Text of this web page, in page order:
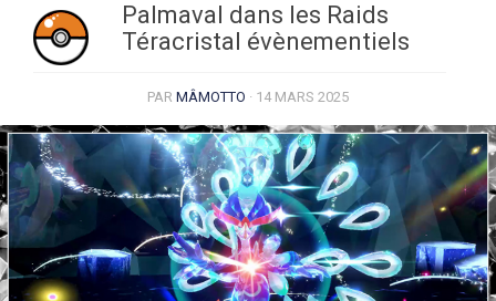
Palmaval dans les Raids
Téracristal évènementiels
PAR MÂMOTTO · 14 MARS 2025